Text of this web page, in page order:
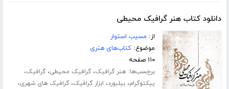
دانلود کتاب هنر گرافیک محیطی
از: مسیب استوار
موضوع:کتاب‌های هنری
۱۱۰ صفحه
برچسب‌ها:هنر گرافیک،گرافیک محیطی،گرافیک،
پیکتوگرام،بیلبورد، ابزار گرافیک،گرافیک های شهری،